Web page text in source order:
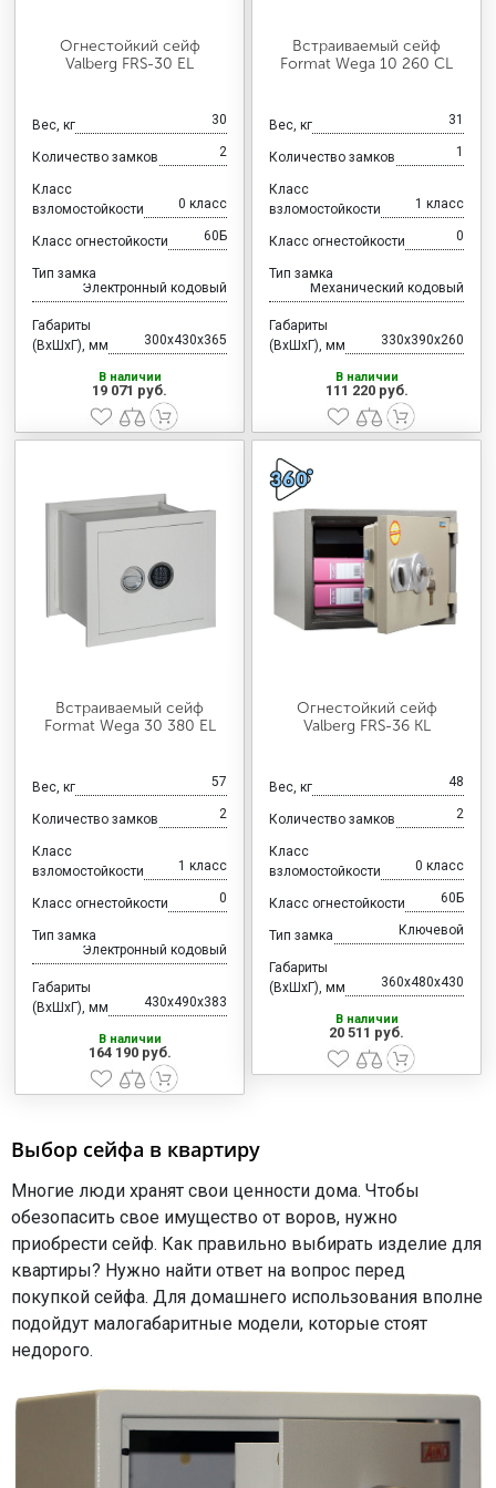
Огнестойкий сейф
Valberg FRS-30 EL
Вес, кг 30
Количество замков 2
Класс
взломостойкости
0 класс
Класс огнестойкости 60Б
Тип замка
Электронный кодовый
Габариты
(ВхШхГ), мм
300x430x365
В наличии
19 071 руб.
Встраиваемый сейф
Format Wega 10 260 CL
Вес, кг 31
Количество замков 1
Класс
взломостойкости
1 класс
Класс огнестойкости 0
Тип замка
Механический кодовый
Габариты
(ВхШхГ), мм
330x390x260
В наличии
111 220 руб.
Встраиваемый сейф
Format Wega 30 380 EL
Вес, кг 57
Количество замков 2
Класс
взломостойкости
1 класс
Класс огнестойкости 0
Тип замка
Электронный кодовый
Габариты
(ВхШхГ), мм
430x490x383
В наличии
164 190 руб.
Огнестойкий сейф
Valberg FRS-36 KL
Вес, кг 48
Количество замков 2
Класс
взломостойкости
0 класс
Класс огнестойкости 60Б
Тип замка Ключевой
Габариты
(ВхШхГ), мм
360x480x430
В наличии
20 511 руб.
Выбор сейфа в квартиру
Многие люди хранят свои ценности дома. Чтобы
обезопасить свое имущество от воров, нужно
приобрести сейф. Как правильно выбирать изделие для
квартиры? Нужно найти ответ на вопрос перед
покупкой сейфа. Для домашнего использования вполне
подойдут малогабаритные модели, которые стоят
недорого.